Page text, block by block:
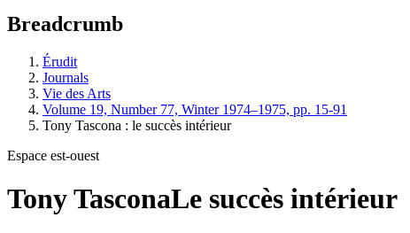
Breadcrumb
Érudit
Journals
Vie des Arts
Volume 19, Number 77, Winter 1974–1975, pp. 15-91
Tony Tascona : le succès intérieur
Espace est-ouest
Tony TasconaLe succès intérieur